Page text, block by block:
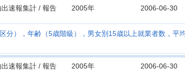
速報集計 / 報告
2005年 2006-06-30
分），年齢（5歳階級），男女別15歳以上就業者数，平
速報集計 / 報告
2005年 2006-06-30